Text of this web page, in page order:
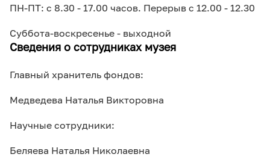
ПН-ПТ: с 8.30 - 17.00 часов. Перерыв с 12.00 - 12.30
Суббота-воскресенье - выходной
Сведения о сотрудниках музея
Главный хранитель фондов:
Медведева Наталья Викторовна
Научные сотрудники:
Беляева Наталья Николаевна